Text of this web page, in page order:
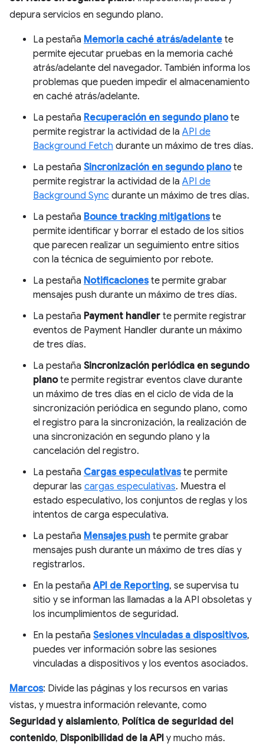
depura servicios en segundo plano.
La pestaña Memoria caché atrás/adelante te
permite ejecutar pruebas en la memoria caché
atrás/adelante del navegador. También informa los
problemas que pueden impedir el almacenamiento
en caché atrás/adelante.
La pestaña Recuperación en segundo planote
permite registrar la actividad de la API de
Background Fetch durante un máximo de tres días.
La pestaña Sincronización en segundo planote
permite registrar la actividad de la API de
Background Sync durante un máximo de tres días.
La pestaña Bounce tracking mitigationste
permite identificar y borrar el estado de los sitios
que parecen realizar un seguimiento entre sitios
con la técnica de seguimiento por rebote.
La pestaña Notificacioneste permite grabar
mensajes push durante un máximo de tres días.
La pestaña Payment handler te permite registrar
eventos de Payment Handler durante un máximo
de tres días.
La pestaña Sincronización periódica en segundo
planote permite registrar eventos clave durante
un máximo de tres días en el ciclo de vida de la
sincronización periódica en segundo plano, como
el registro para la sincronización, la realización de
una sincronización en segundo plano y la
cancelación del registro.
La pestaña Cargas especulativaste permite
depurar las cargas especulativas. Muestra el
estado especulativo, los conjuntos de reglas y los
intentos de carga especulativa.
La pestaña Mensajes push te permite grabar
mensajes push durante un máximo de tres días y
registrarlos.
En la pestañaAPI de Reporting, se supervisa tu
sitio y se informan las llamadas a la API obsoletas y
los incumplimientos de seguridad.
En la pestaña Sesiones vinculadas a dispositivos,
puedes ver información sobre las sesiones
vinculadas a dispositivos y los eventos asociados.
Marcos: Divide las páginas y los recursos en varias
vistas, y muestra información relevante, como
Seguridad y aislamiento, Política de seguridad del
contenido, Disponibilidad de la API y mucho más.